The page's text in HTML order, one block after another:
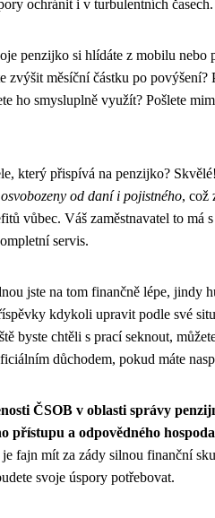
ochránit i v turbulentních časech.
penzijko si hlídáte z mobilu nebo
zvýšit měsíční částku po povýšení?
ho smysluplně využít? Pošlete
který přispívá na penzijko?
od daní i pojistného, což
vůbec. Váš zaměstnavatel to má
servis.
jste na tom finančně lépe, jindy
kdykoli upravit podle své
byste chtěli s prací seknout,
důchodem, pokud máte
ČSOB v oblasti správy
přístupu a odpovědného
fajn mít za zády silnou finanční
svoje úspory potřebovat.